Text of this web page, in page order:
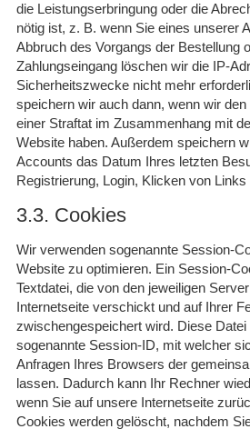
die Leistungserbringung oder die
nötig ist, z. B. wenn Sie eines unserer
Abbruch des Vorgangs der Bestellung
Zahlungseingang löschen wir die IP-
Sicherheitszwecke nicht mehr
speichern wir auch dann, wenn wir
einer Straftat im Zusammenhang mit
Website haben. Außerdem speichern
Accounts das Datum Ihres letzten
Registrierung, Login, Klicken von Links
3.3. Cookies
Wir verwenden sogenannte Session-
Website zu optimieren. Ein Session-
Textdatei, die von den jeweiligen
Internetseite verschickt und auf Ihrer
zwischengespeichert wird. Diese
sogenannte Session-ID, mit welcher
Anfragen Ihres Browsers der
lassen. Dadurch kann Ihr Rechner
wenn Sie auf unsere Internetseite
Cookies werden gelöscht, nachdem